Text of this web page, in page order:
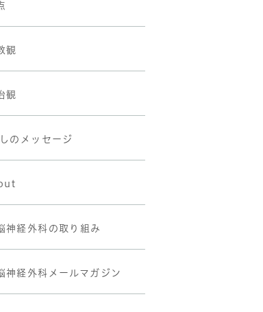
観
観
のメッセージ
神経外科の取り組み
神経外科メールマガジン